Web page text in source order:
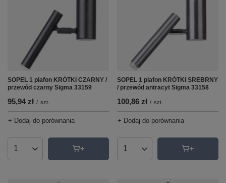
SOPEL 1 plafon KRÓTKI CZARNY /
przewód czarny Sigma 33159
95,94 zł / szt.
+ Dodaj do porównania
Ilość produktów
SOPEL 1 plafon KRÓTKI SREBRNY
/ przewód antracyt Sigma 33158
100,86 zł / szt.
+ Dodaj do porównania
Ilość produktów